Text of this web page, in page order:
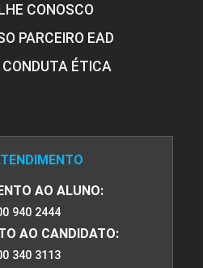
da Cadeia de
10h
CONOSCO
PARCEIRO EAD
ÉTICA
AO ALUNO:
940 2444
AO CANDIDATO:
340 3113